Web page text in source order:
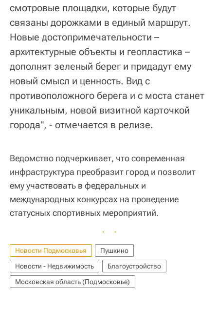
смотровые площадки, которые будут
связаны дорожками в единый маршрут.
Новые достопримечательности –
архитектурные объекты и геопластика –
дополнят зеленый берег и придадут ему
новый смысл и ценность. Вид с
противоположного берега и с моста станет
уникальным, новой визитной карточкой
города", - отмечается в релизе.
Ведомство подчеркивает, что современная
инфраструктура преобразит город и позволит
ему участвовать в федеральных и
международных конкурсах на проведение
статусных спортивных мероприятий.
Новости Подмосковья
Пушкино
Новости - Недвижимость
Благоустройство
Московская область (Подмосковье)